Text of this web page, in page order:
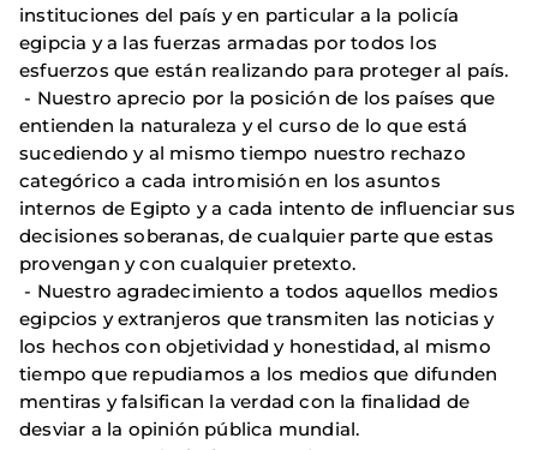
instituciones del país y en particular a la policía
egipcia y a las fuerzas armadas por todos los
esfuerzos que están realizando para proteger al país.
- Nuestro aprecio por la posición de los países que
entienden la naturaleza y el curso de lo que está
sucediendo y al mismo tiempo nuestro rechazo
categórico a cada intromisión en los asuntos
internos de Egipto y a cada intento de influenciar sus
decisiones soberanas, de cualquier parte que estas
provengan y con cualquier pretexto.
- Nuestro agradecimiento a todos aquellos medios
egipcios y extranjeros que transmiten las noticias y
los hechos con objetividad y honestidad, al mismo
tiempo que repudiamos a los medios que difunden
mentiras y falsifican la verdad con la finalidad de
desviar a la opinión pública mundial.